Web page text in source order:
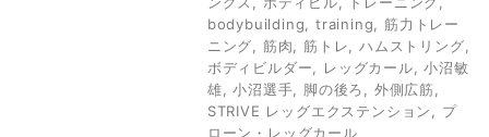
bodybuilding
training
筋力トレー
ニング
筋肉 筋トレ ハムストリング
ボディビルダー
レッグカール ,小沼敏
雄 ,小沼選手 脚の後ろ 外側広筋
STRIVE レッグエクステンション
プ
ローン・レッグカール